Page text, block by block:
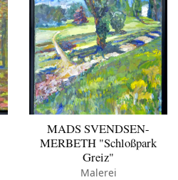
MADS SVENDSEN-
MERBETH "Schloßpark
Greiz"
Malerei